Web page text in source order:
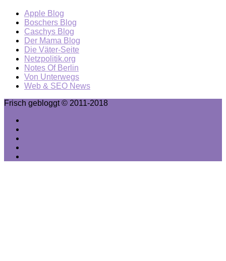
Apple Blog
Boschers Blog
Caschys Blog
Der Mama Blog
Die Väter-Seite
Netzpolitik.org
Notes Of Berlin
Von Unterwegs
Web & SEO News
Frisch gebloggt © 2011-2018